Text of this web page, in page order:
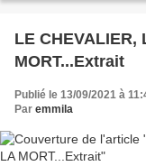
LE CHEVALIER,
MORT...Extrait
Publié le 13/09/2021 à
Par emmila